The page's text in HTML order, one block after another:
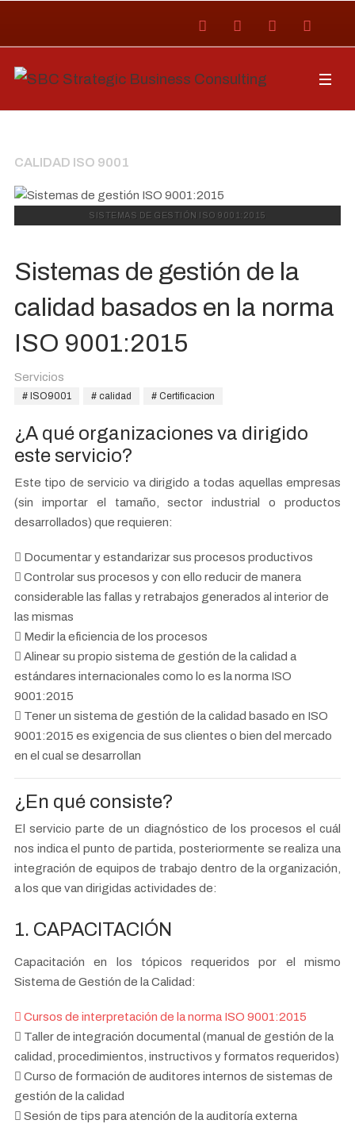
CALIDAD ISO 9001
SISTEMAS DE GESTIÓN ISO 9001:2015
Sistemas de gestión de la
calidad basados en la norma
ISO 9001:2015
Servicios
ISO9001 calidad Certificacion
¿A qué organizaciones va dirigido
este servicio?
Este tipo de servicio va dirigido a todas aquellas empresas
(sin importar el tamaño, sector industrial o productos
desarrollados) que requieren:
Documentar y estandarizar sus procesos productivos
Controlar sus procesos y con ello reducir de manera
considerable las fallas y retrabajos generados al interior de
las mismas
Medir la eficiencia de los procesos
Alinear su propio sistema de gestión de la calidad a
estándares internacionales como lo es la norma ISO
9001:2015
Tener un sistema de gestión de la calidad basado en ISO
9001:2015 es exigencia de sus clientes o bien del mercado
en el cual se desarrollan
¿En qué consiste?
El servicio parte de un diagnóstico de los procesos el cuál
nos indica el punto de partida, posteriormente se realiza una
integración de equipos de trabajo dentro de la organización,
a los que van dirigidas actividades de:
1. CAPACITACIÓN
Capacitación en los tópicos requeridos por el mismo
Sistema de Gestión de la Calidad:
Cursos de interpretación de la norma ISO 9001:2015
Taller de integración documental (manual de gestión de la
calidad, procedimientos, instructivos y formatos requeridos)
Curso de formación de auditores internos de sistemas de
gestión de la calidad
Sesión de tips para atención de la auditoría externa